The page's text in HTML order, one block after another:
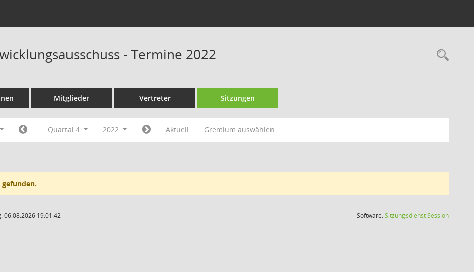
- Termine 2022
Mitglieder Vertreter Sitzungen
Quartal 4 2022 Aktuell Gremium auswählen
gefunden.
06.08.2026 19:01:42 Software:SitzungsdienstSession(Wird in